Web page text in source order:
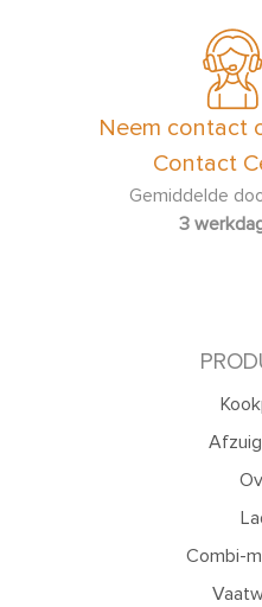
Neem contact
Contact
Gemiddelde
3
Combi-